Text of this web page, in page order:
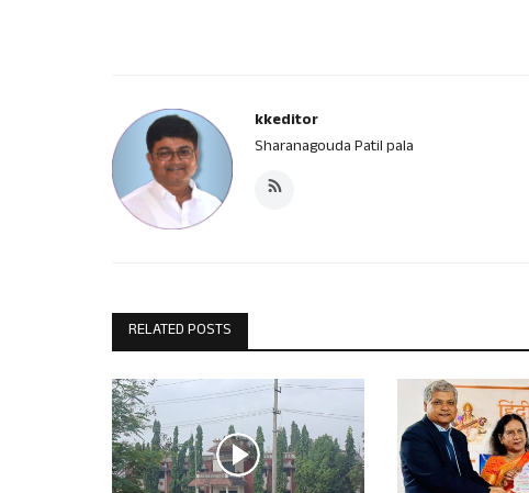
kkeditor
Sharanagouda Patil pala
RELATED POSTS